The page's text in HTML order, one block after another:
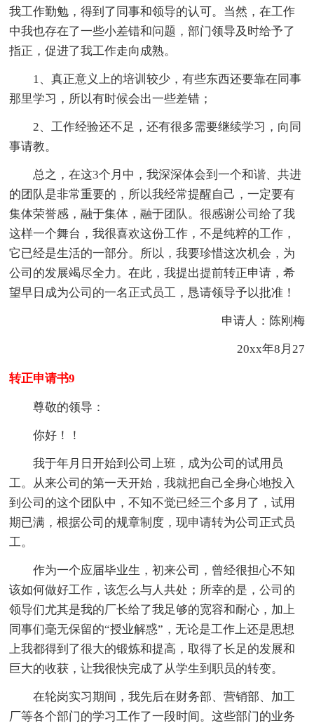
我工作勤勉，得到了同事和领导的认可。当然，在工作
中我也存在了一些小差错和问题，部门领导及时给予了
指正，促进了我工作走向成熟。
1、真正意义上的培训较少，有些东西还要靠在同事
那里学习，所以有时候会出一些差错；
2、工作经验还不足，还有很多需要继续学习，向同
事请教。
总之，在这3个月中，我深深体会到一个和谐、共进
的团队是非常重要的，所以我经常提醒自己，一定要有
集体荣誉感，融于集体，融于团队。很感谢公司给了我
这样一个舞台，我很喜欢这份工作，不是纯粹的工作，
它已经是生活的一部分。所以，我要珍惜这次机会，为
公司的发展竭尽全力。在此，我提出提前转正申请，希
望早日成为公司的一名正式员工，恳请领导予以批准！
申请人：陈刚梅
20xx年8月27
转正申请书9
尊敬的领导：
你好！！
我于年月日开始到公司上班，成为公司的试用员
工。从来公司的第一天开始，我就把自己全身心地投入
到公司的这个团队中，不知不觉已经三个多月了，试用
期已满，根据公司的规章制度，现申请转为公司正式员
工。
作为一个应届毕业生，初来公司，曾经很担心不知
该如何做好工作，该怎么与人共处；所幸的是，公司的
领导们尤其是我的厂长给了我足够的宽容和耐心，加上
同事们毫无保留的“授业解惑”，无论是工作上还是思想
上我都得到了很大的锻炼和提高，取得了长足的发展和
巨大的收获，让我很快完成了从学生到职员的转变。
在轮岗实习期间，我先后在财务部、营销部、加工
厂等各个部门的学习工作了一段时间。这些部门的业务